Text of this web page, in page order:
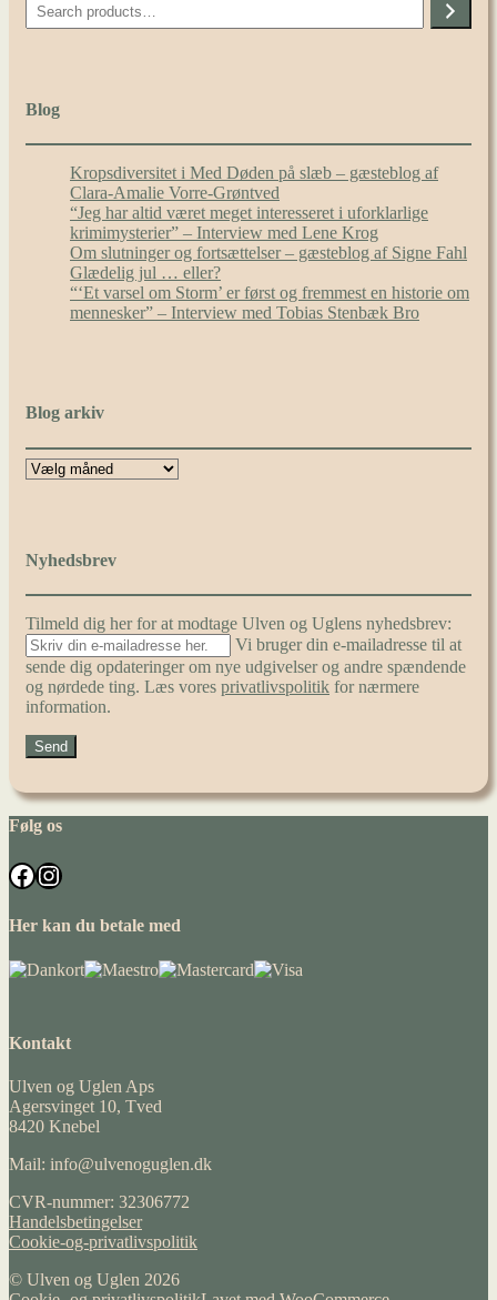
Blog
Kropsdiversitet i Med Døden på slæb – gæsteblog af
Clara-Amalie Vorre-Grøntved
“Jeg har altid været meget interesseret i uforklarlige
krimimysterier” – Interview med Lene Krog
Om slutninger og fortsættelser – gæsteblog af Signe Fahl
Glædelig jul … eller?
“‘Et varsel om Storm’ er først og fremmest en historie om
mennesker” – Interview med Tobias Stenbæk Bro
Blog arkiv
Nyhedsbrev
Tilmeld dig her for at modtage Ulven og Uglens nyhedsbrev:
Vi bruger din e-mailadresse til at
sende dig opdateringer om nye udgivelser og andre spændende
og nørdede ting. Læs vores privatlivspolitik for nærmere
information.
Følg os
Facebook
Instagram
Her kan du betale med
Kontakt
Ulven og Uglen Aps
Agersvinget 10, Tved
8420 Knebel
Mail: info@ulvenoguglen.dk
CVR-nummer: 32306772
Handelsbetingelser
Cookie-og-privatlivspolitik
© Ulven og Uglen 2026